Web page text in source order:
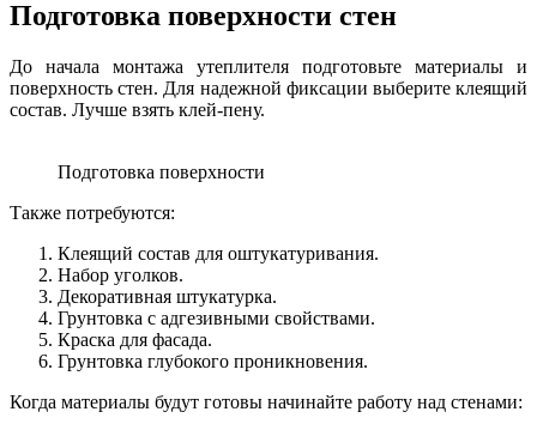
Подготовка поверхности стен
До начала монтажа утеплителя подготовьте материалы и
поверхность стен. Для надежной фиксации выберите клеящий
состав. Лучше взять клей-пену.
Подготовка поверхности
Также потребуются:
Клеящий состав для оштукатуривания.
Набор уголков.
Декоративная штукатурка.
Грунтовка с адгезивными свойствами.
Краска для фасада.
Грунтовка глубокого проникновения.
Когда материалы будут готовы начинайте работу над стенами: